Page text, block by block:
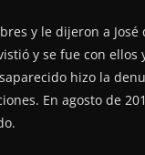
y le dijeron a
y se fue con ellos
hizo la
En agosto de